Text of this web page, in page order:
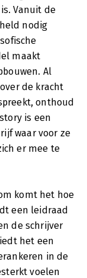
Vanuit de
nodig
maakt
Al
de kracht
onthoud
is een
waar voor ze
er mee te
komt het hoe
een leidraad
de schrijver
het een
in de
voelen